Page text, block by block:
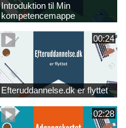
Introduktion til Min
kompetencemappe
00:24
Efteruddannelse.dk er flyttet
02:28